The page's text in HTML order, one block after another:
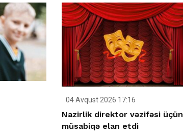
04 Avqust 2026 17:16
Nazirlik direktor vəzifəsi üçün
müsabiqə elan etdi